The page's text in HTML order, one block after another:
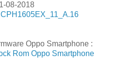
08-2018
Oppo Smartphone :
Rom Oppo Smartphone